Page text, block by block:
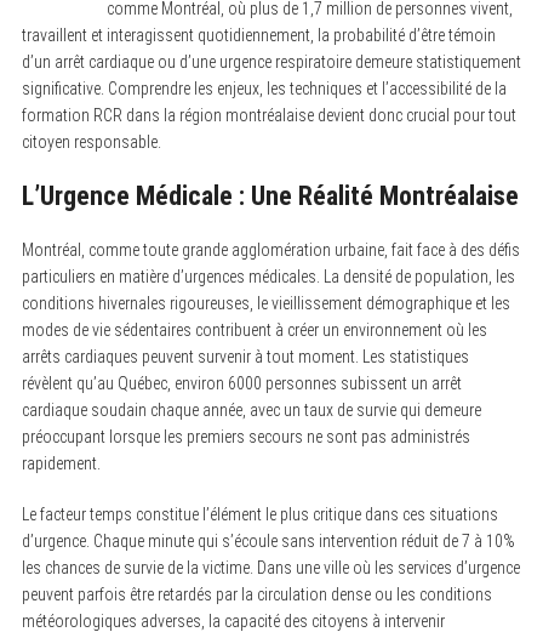
comme Montréal, où plus de 1,7 million de personnes vivent,
travaillent et interagissent quotidiennement, la probabilité d’être témoin
d’un arrêt cardiaque ou d’une urgence respiratoire demeure statistiquement
significative. Comprendre les enjeux, les techniques et l’accessibilité de la
formation RCR dans la région montréalaise devient donc crucial pour tout
citoyen responsable.
L’Urgence Médicale : Une Réalité Montréalaise
Montréal, comme toute grande agglomération urbaine, fait face à des défis
particuliers en matière d’urgences médicales. La densité de population, les
conditions hivernales rigoureuses, le vieillissement démographique et les
modes de vie sédentaires contribuent à créer un environnement où les
arrêts cardiaques peuvent survenir à tout moment. Les statistiques
révèlent qu’au Québec, environ 6000 personnes subissent un arrêt
cardiaque soudain chaque année, avec un taux de survie qui demeure
préoccupant lorsque les premiers secours ne sont pas administrés
rapidement.
Le facteur temps constitue l’élément le plus critique dans ces situations
d’urgence. Chaque minute qui s’écoule sans intervention réduit de 7 à 10%
les chances de survie de la victime. Dans une ville où les services d’urgence
peuvent parfois être retardés par la circulation dense ou les conditions
météorologiques adverses, la capacité des citoyens à intervenir